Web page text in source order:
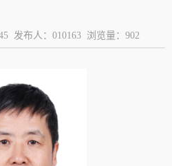
发布人：010163 浏览量： 902